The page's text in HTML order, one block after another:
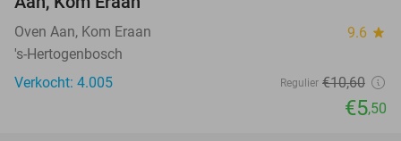
Oven Aan, Kom Eraan 9.6 star
's-Hertogenbosch
Verkocht: 4.005
Regulier €10,60
€5,50